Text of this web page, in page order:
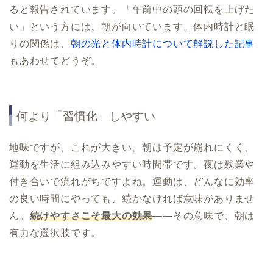
ると報告されています。「午前中の頭の回転を上げた
い」という方には、朝が向いています。体内時計と眠
りの関係は、 朝の光と体内時計について解説した記事
もあわせてどうぞ。
何より「習慣化」しやすい
地味ですが、これが大きい。朝は予定が崩れにくく、
運動を生活に組み込みやすい時間帯です。夜は残業や
付き合いで流れがちですよね。運動は、どんなに効率
の良い時間にやっても、続かなければ意味がありませ
ん。 続けやすさこそ最大の効果——その意味で、朝は
有力な選択肢です。